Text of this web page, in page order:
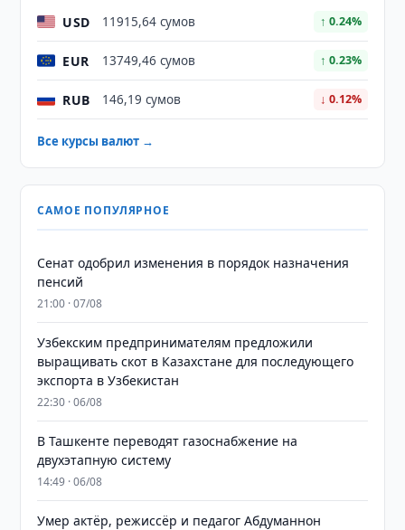
USD 11915,64 сумов ↑ 0.24%
EUR 13749,46 сумов ↑ 0.23%
RUB 146,19 сумов ↓ 0.12%
Все курсы валют →
САМОЕ ПОПУЛЯРНОЕ
Сенат одобрил изменения в порядок назначения
пенсий
21:00 · 07/08
Узбекским предпринимателям предложили
выращивать скот в Казахстане для последующего
экспорта в Узбекистан
22:30 · 06/08
В Ташкенте переводят газоснабжение на
двухэтапную систему
14:49 · 06/08
Умер актёр, режиссёр и педагог Абдуманнон